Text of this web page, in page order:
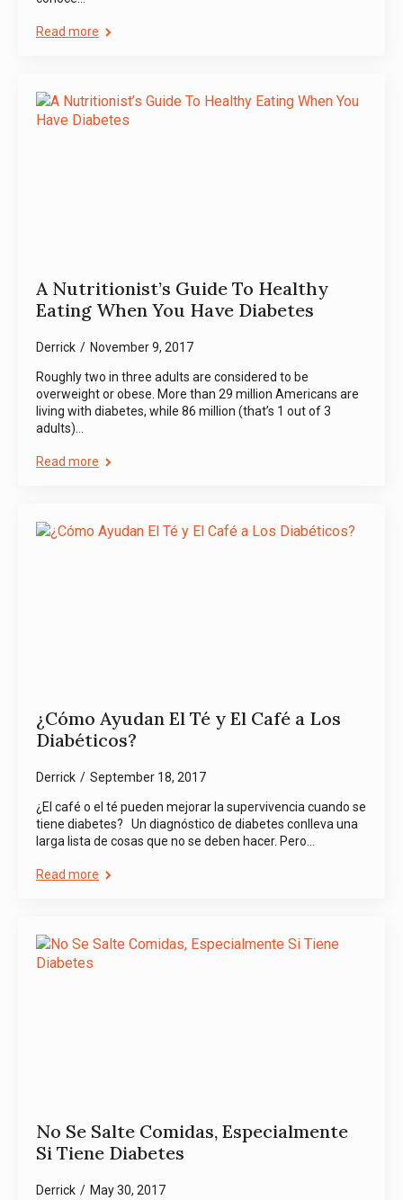
Read more
A Nutritionist’s Guide To Healthy
Eating When You Have Diabetes
Derrick November 9, 2017
Roughly two in three adults are considered to be
overweight or obese. More than 29 million Americans are
living with diabetes, while 86 million (that’s 1 out of 3
adults)…
Read more
¿Cómo Ayudan El Té y El Café a Los
Diabéticos?
Derrick September 18, 2017
¿El café o el té pueden mejorar la supervivencia cuando se
tiene diabetes? Un diagnóstico de diabetes conlleva una
larga lista de cosas que no se deben hacer. Pero…
Read more
No Se Salte Comidas, Especialmente
Si Tiene Diabetes
Derrick May 30, 2017